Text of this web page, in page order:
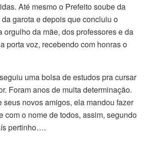
Até mesmo o Prefeito soube da
garota e depois que concluiu o
orgulho da mãe, dos professores e da
porta voz, recebendo com honras o
uma bolsa de estudos pra cursar
Foram anos de muita determinação.
seus novos amigos, ela mandou fazer
com o nome de todos, assim, segundo
pertinho….